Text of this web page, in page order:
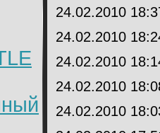
24.02.2010
24.02.2010
24.02.2010
24.02.2010
24.02.2010